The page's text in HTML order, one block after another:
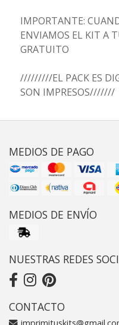
IMPORTANTE:
ENVIAMOS EL KIT A
GRATUITO
/////////EL PACK ES
SON IMPRESOS///////
MEDIOS DE PAGO
MEDIOS DE ENVÍO
NUESTRAS REDES
CONTACTO